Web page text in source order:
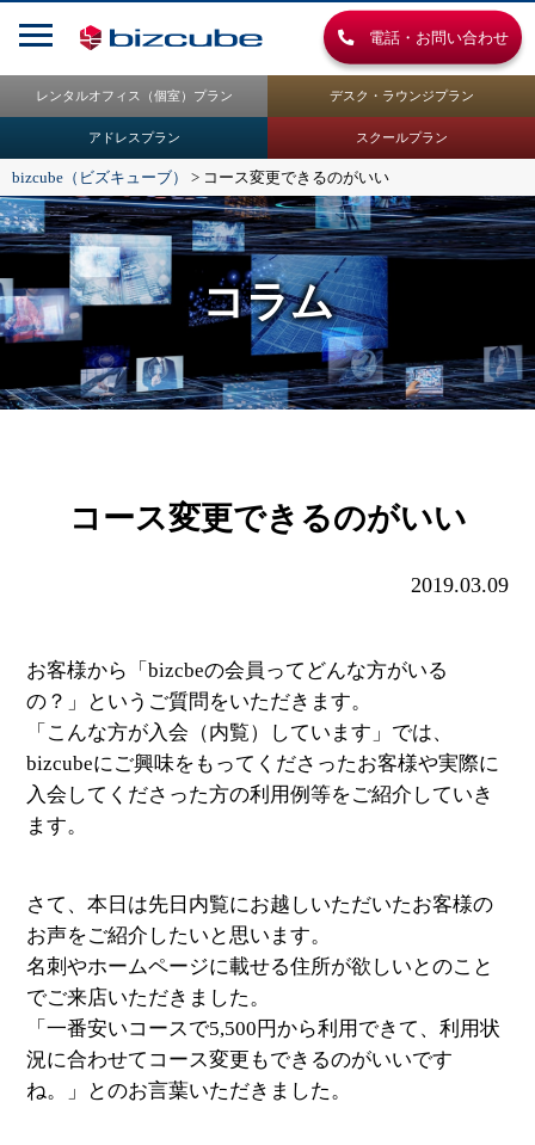
電話・お問い合わせ
レンタルオフィス（個室）プラン デスク・ラウンジプラン
アドレスプラン スクールプラン
bizcube（ビズキューブ） > コース変更できるのがいい
コラム
コース変更できるのがいい
2019.03.09
お客様から「bizcbeの会員ってどんな方がいる
の？」というご質問をいただきます。
「こんな方が入会（内覧）しています」では、
bizcubeにご興味をもってくださったお客様や実際に
入会してくださった方の利用例等をご紹介していき
ます。
さて、本日は先日内覧にお越しいただいたお客様の
お声をご紹介したいと思います。
名刺やホームページに載せる住所が欲しいとのこと
でご来店いただきました。
「一番安いコースで5,500円から利用できて、利用状
況に合わせてコース変更もできるのがいいです
ね。」とのお言葉いただきました。